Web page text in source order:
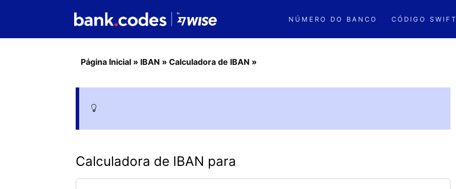
NÚMERO DO BANCO CÓDIGO SWIFT
Página Inicial » IBAN » Calculadora de IBAN »
Calculadora de IBAN para